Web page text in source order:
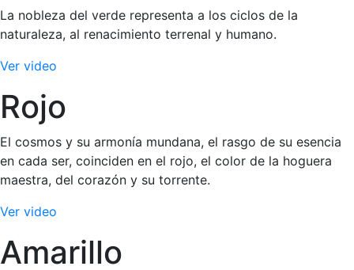
La nobleza del verde representa a los ciclos de la
naturaleza, al renacimiento terrenal y humano.
Ver video
Rojo
El cosmos y su armonía mundana, el rasgo de su esencia
en cada ser, coinciden en el rojo, el color de la hoguera
maestra, del corazón y su torrente.
Ver video
Amarillo